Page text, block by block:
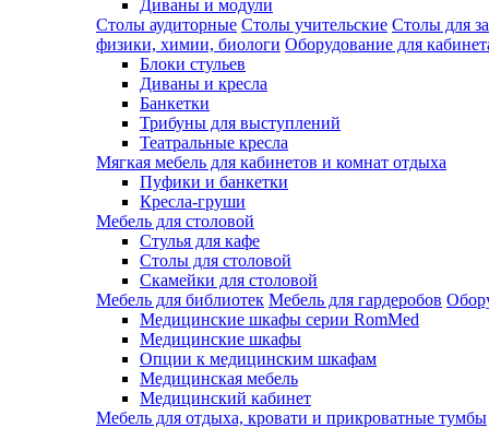
Диваны и модули
Столы аудиторные Столы учительские Столы для
физики, химии, биологи Оборудование для
Блоки стульев
Диваны и кресла
Банкетки
Трибуны для выступлений
Театральные кресла
Мягкая мебель для кабинетов и комнат отдыха
Пуфики и банкетки
Кресла-груши
Мебель для столовой
Cтулья для кафе
Cтолы для столовой
Скамейки для столовой
Мебель для библиотек Мебель для гардеробов
Медицинские шкафы серии RomMed
Медицинские шкафы
Опции к медицинским шкафам
Медицинская мебель
Медицинский кабинет
Мебель для отдыха, кровати и прикроватные тумбы